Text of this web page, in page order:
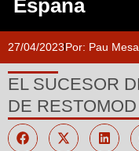
España
27/04/2023Por: Pau
EL SUCESOR
DE RESTOMOD